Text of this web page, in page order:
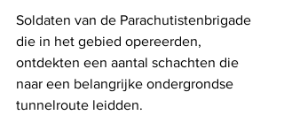
Soldaten van de Parachutistenbrigade
die in het gebied opereerden,
ontdekten een aantal schachten die
naar een belangrijke ondergrondse
tunnelroute leidden.